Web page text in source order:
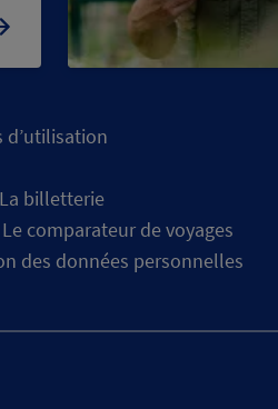
d’utilisation
La billetterie
comparateur de voyages
des données personnelles